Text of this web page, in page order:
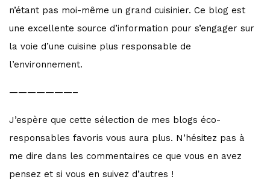
n’étant pas moi-même un grand cuisinier. Ce blog est
une excellente source d’information pour s’engager sur
la voie d’une cuisine plus responsable de
l’environnement.
———————–
J’espère que cette sélection de mes blogs éco-
responsables favoris vous aura plus. N’hésitez pas à
me dire dans les commentaires ce que vous en avez
pensez et si vous en suivez d’autres !